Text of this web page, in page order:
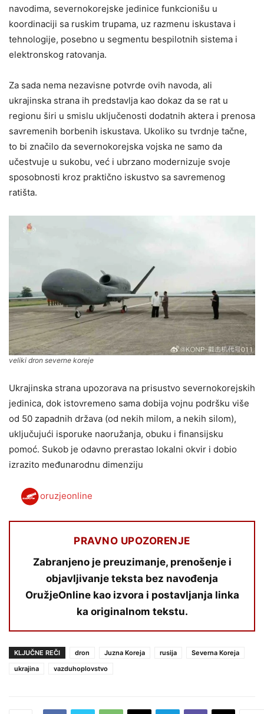
navodima, severnokorejske jedinice funkcionišu u
koordinaciji sa ruskim trupama, uz razmenu iskustava i
tehnologije, posebno u segmentu bespilotnih sistema i
elektronskog ratovanja.
Za sada nema nezavisne potvrde ovih navoda, ali
ukrajinska strana ih predstavlja kao dokaz da se rat u
regionu širi u smislu uključenosti dodatnih aktera i prenosa
savremenih borbenih iskustava. Ukoliko su tvrdnje tačne,
to bi značilo da severnokorejska vojska ne samo da
učestvuje u sukobu, već i ubrzano modernizuje svoje
sposobnosti kroz praktično iskustvo sa savremenog
ratišta.
veliki dron severne koreje
Ukrajinska strana upozorava na prisustvo severnokorejskih
jedinica, dok istovremeno sama dobija vojnu podršku više
od 50 zapadnih država (od nekih milom, a nekih silom),
uključujući isporuke naoružanja, obuku i finansijsku
pomoć. Sukob je odavno prerastao lokalni okvir i dobio
izrazito međunarodnu dimenziju
oruzjeonline
PRAVNO UPOZORENJE
Zabranjeno je preuzimanje, prenošenje i
objavljivanje teksta bez navođenja
OružjeOnline kao izvora i postavljanja linka
ka originalnom tekstu.
KLJUČNE REČI dron Juzna Koreja rusija
Severna Koreja
ukrajina
vazduhoplovstvo